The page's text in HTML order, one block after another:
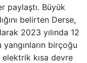
paylaştı. Büyük
belirten Derse,
2023 yılında 12
birçoğu
elektrik kısa devre